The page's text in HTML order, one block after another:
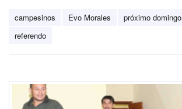
campesinos Evo Morales
próximo domingo
referendo